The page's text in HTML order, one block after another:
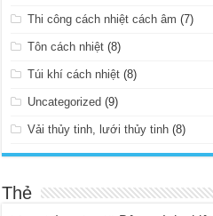
Thi công cách nhiệt cách âm (7)
Tôn cách nhiệt (8)
Túi khí cách nhiệt (8)
Uncategorized (9)
Vải thủy tinh, lưới thủy tinh (8)
Thẻ